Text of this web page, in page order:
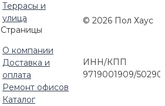
Террасы и
улица
Страницы
О компании
Доставка и
оплата
Ремонт офисов
Каталог
© 2026 Пол Хаус
ИНН/КПП
9719001909/